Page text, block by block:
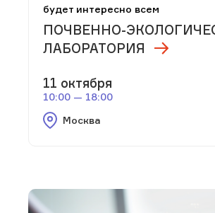
будет интересно всем
ПОЧВЕННО-
ЛАБОРАТОРИЯ
11 октября
10:00 — 18:00
Москва